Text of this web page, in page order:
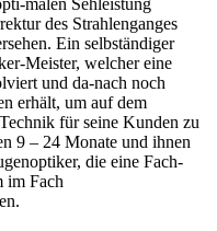
des Strahlenganges
Ein selbständiger
Meister, welcher eine
und da-nach noch
erhält, um auf dem
für seine Kunden zu
9 – 24 Monate und ihnen
die eine Fach-
im Fach